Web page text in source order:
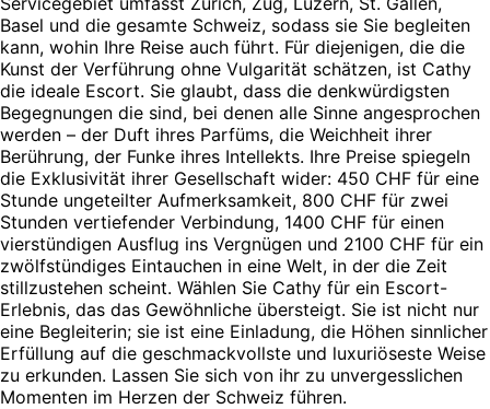
Basel und die gesamte Schweiz, sodass sie Sie begleiten
kann, wohin Ihre Reise auch führt. Für diejenigen, die die
Kunst der Verführung ohne Vulgarität schätzen, ist Cathy
die ideale Escort. Sie glaubt, dass die denkwürdigsten
Begegnungen die sind, bei denen alle Sinne angesprochen
werden – der Duft ihres Parfüms, die Weichheit ihrer
Berührung, der Funke ihres Intellekts. Ihre Preise spiegeln
die Exklusivität ihrer Gesellschaft wider: 450 CHF für eine
Stunde ungeteilter Aufmerksamkeit, 800 CHF für zwei
Stunden vertiefender Verbindung, 1400 CHF für einen
vierstündigen Ausflug ins Vergnügen und 2100 CHF für ein
zwölfstündiges Eintauchen in eine Welt, in der die Zeit
stillzustehen scheint. Wählen Sie Cathy für ein Escort-
Erlebnis, das das Gewöhnliche übersteigt. Sie ist nicht nur
eine Begleiterin; sie ist eine Einladung, die Höhen sinnlicher
Erfüllung auf die geschmackvollste und luxuriöseste Weise
zu erkunden. Lassen Sie sich von ihr zu unvergesslichen
Momenten im Herzen der Schweiz führen.